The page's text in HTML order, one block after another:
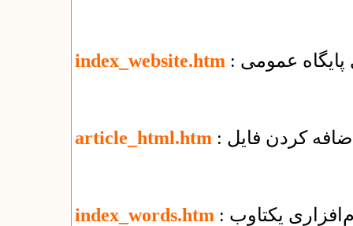
index_website.htm پایگاه عمومی
article_html.htm
index_words.htm یکتاوب